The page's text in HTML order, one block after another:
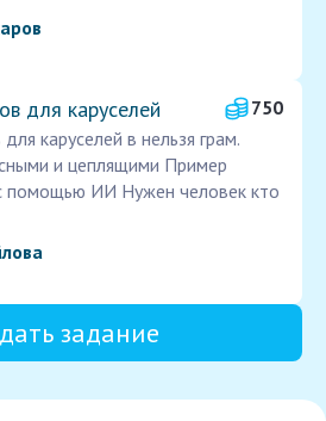
для каруселей
750
каруселей в нельзя грам.
и цеплящими Пример
помощью ИИ Нужен человек кто
задание